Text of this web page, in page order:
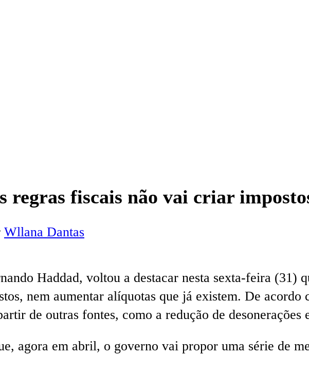
regras fiscais não vai criar
Wllana Dantas
Haddad, voltou a destacar nesta sexta-feira (31)
nem aumentar alíquotas que já existem. De acordo
de outras fontes, como a redução de desonerações
agora em abril, o governo vai propor uma série de